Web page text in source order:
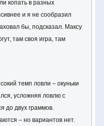
копать в разных
и я не сообразил
бы, подсказал. Максу
там своя игра, там
темп ловли – окуньки
усложняя ловлю с
до двух граммов.
– но вариантов нет.